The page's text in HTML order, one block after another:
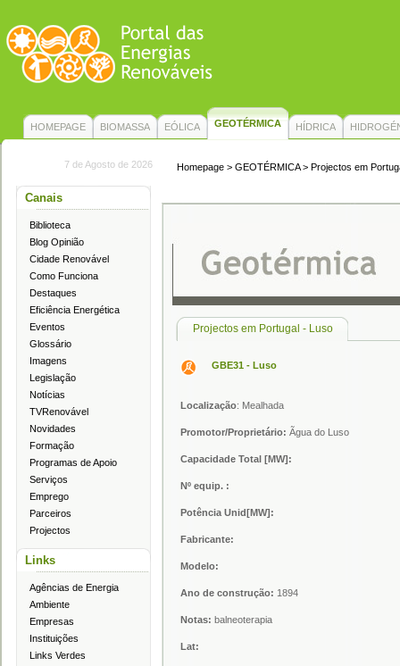
HOMEPAGE BIOMASSA EÓLICA GEOTÉRMICA HÍDRICA
7 de Agosto de 2026
Canais
Biblioteca
Blog Opinião
Cidade Renovável
Como Funciona
Destaques
Eficiência Energética
Eventos
Glossário
Imagens
Legislação
Notícias
TVRenovável
Novidades
Formação
Programas de Apoio
Serviços
Emprego
Parceiros
Projectos
Links
Agências de Energia
Ambiente
Empresas
Instituições
Links Verdes
Homepage > GEOTÉRMICA> Projectos em
Projectos em Portugal - Luso
GBE31 - Luso
Localização: Mealhada
Promotor/Proprietário: Ãgua do Luso
Capacidade Total [MW]:
Nº equip. :
Potência Unid[MW]:
Fabricante:
Modelo:
Ano de construção: 1894
Notas: balneoterapia
Lat: